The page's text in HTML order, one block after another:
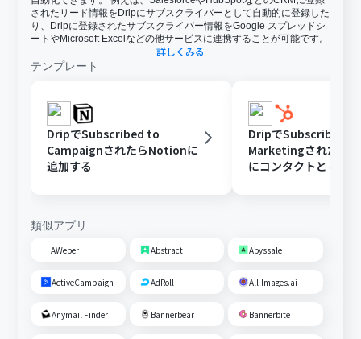
されたリード情報をDripにサブスクライバーとして自動的に登録した
り、Dripに登録されたサブスクライバー情報をGoogle スプレッドシ
ートやMicrosoft Excelなどの他サービスに連携することが可能です。
詳しくみる
テンプレート
DripでSubscribed to
CampaignされたらNotionに
追加する
DripでSubscribed
Marketingされたら
にコンタクトとして
類似アプリ
AWeber Abstract Abyssale
ActiveCampaign AdRoll All-Images.ai
Anymail Finder Bannerbear Bannerbite